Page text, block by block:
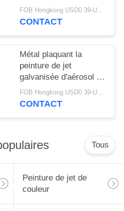
FOB Hongkong USD0.39-USD0.59 per piece MOQ:12000pcs/500ctns
CONTACT
Métal plaquant la
peinture de jet
galvanisée d'aérosol de
zinc
FOB Hongkong USD0.39-USD0.59 per piece MOQ:12000pcs/500ctns
CONTACT
Tous
Peinture de jet de
couleur